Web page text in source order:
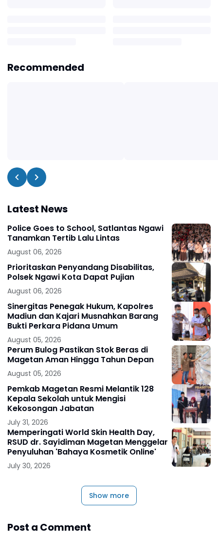
Recommended
Latest News
Police Goes to School, Satlantas Ngawi
Tanamkan Tertib Lalu Lintas
August 06, 2026
Prioritaskan Penyandang Disabilitas,
Polsek Ngawi Kota Dapat Pujian
August 06, 2026
Sinergitas Penegak Hukum, Kapolres
Madiun dan Kajari Musnahkan Barang
Bukti Perkara Pidana Umum
August 05, 2026
Perum Bulog Pastikan Stok Beras di
Magetan Aman Hingga Tahun Depan
August 05, 2026
Pemkab Magetan Resmi Melantik 128
Kepala Sekolah untuk Mengisi
Kekosongan Jabatan
July 31, 2026
Memperingati World Skin Health Day,
RSUD dr. Sayidiman Magetan Menggelar
Penyuluhan 'Bahaya Kosmetik Online'
July 30, 2026
Show more
Post a Comment